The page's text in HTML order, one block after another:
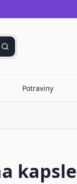
Potraviny
kapsle